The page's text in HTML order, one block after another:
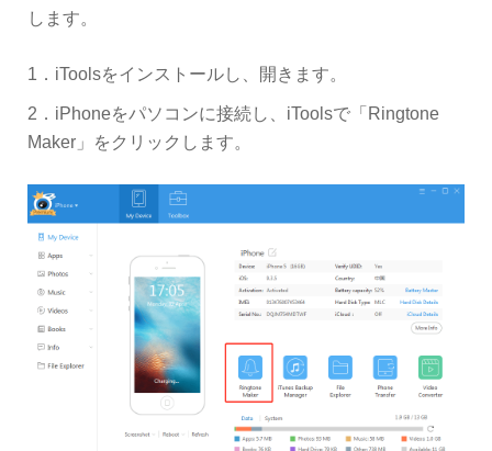
します。
1．iToolsをインストールし、開きます。
2．iPhoneをパソコンに接続し、iToolsで「Ringtone
Maker」をクリックします。